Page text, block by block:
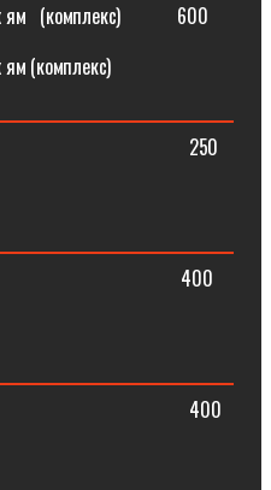
ям⠀(комплекс)⠀⠀⠀⠀600
(комплекс)⠀
⠀⠀⠀⠀⠀⠀⠀⠀⠀⠀⠀⠀⠀⠀⠀⠀250
⠀⠀⠀⠀⠀⠀⠀⠀⠀⠀⠀⠀⠀⠀400
⠀⠀⠀⠀⠀⠀⠀⠀⠀⠀⠀⠀⠀⠀⠀400